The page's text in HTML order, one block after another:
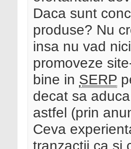
Daca sunt
produse? Nu
insa nu vad
promoveze
bine in SERP
decat sa
astfel (prin
Ceva
tranzactii ca si